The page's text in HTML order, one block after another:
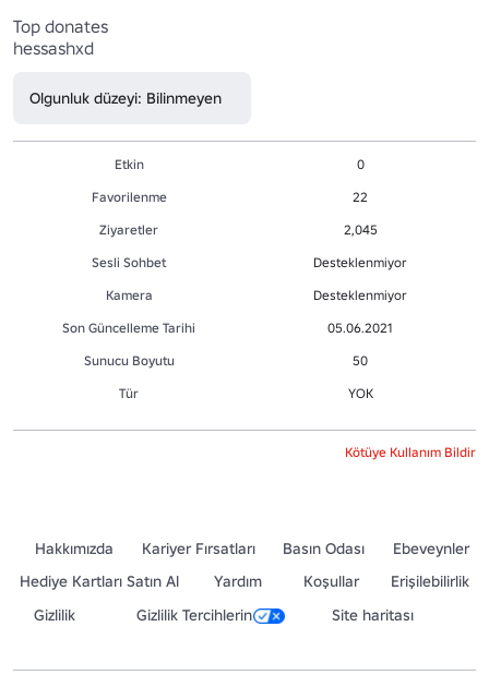
Top donates
hessashxd
Olgunluk düzeyi: Bilinmeyen
Etkin
0
Favorilenme
22
Ziyaretler
2,045
Sesli Sohbet
Desteklenmiyor
Kamera
Desteklenmiyor
Son Güncelleme Tarihi
05.06.2021
Sunucu Boyutu
50
Tür
YOK
Kötüye Kullanım Bildir
Hakkımızda Kariyer Fırsatları Basın Odası
Ebeveynler
Hediye Kartları Satın Al
Yardım Koşullar
Erişilebilirlik
Gizlilik
Gizlilik Tercihlerin Site haritası